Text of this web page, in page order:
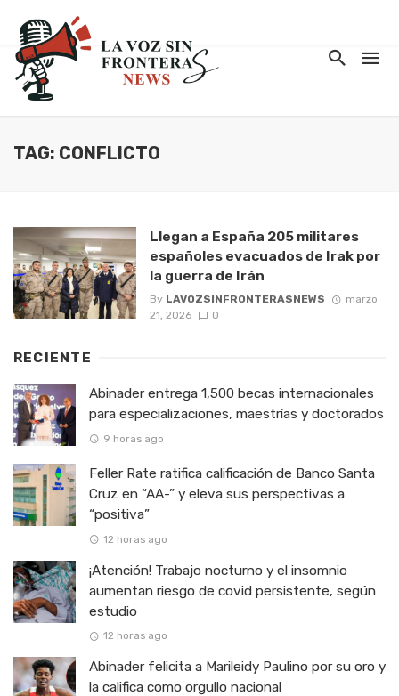
TAG: CONFLICTO
Llegan a España 205 militares
españoles evacuados de Irak por
la guerra de Irán
By LAVOZSINFRONTERASNEWS
marzo
21, 2026
0
RECIENTE
Abinader entrega 1,500 becas internacionales
para especializaciones, maestrías y doctorados
9 horas ago
Feller Rate ratifica calificación de Banco Santa
Cruz en “AA-” y eleva sus perspectivas a
“positiva”
12 horas ago
¡Atención! Trabajo nocturno y el insomnio
aumentan riesgo de covid persistente, según
estudio
12 horas ago
Abinader felicita a Marileidy Paulino por su oro y
la califica como orgullo nacional